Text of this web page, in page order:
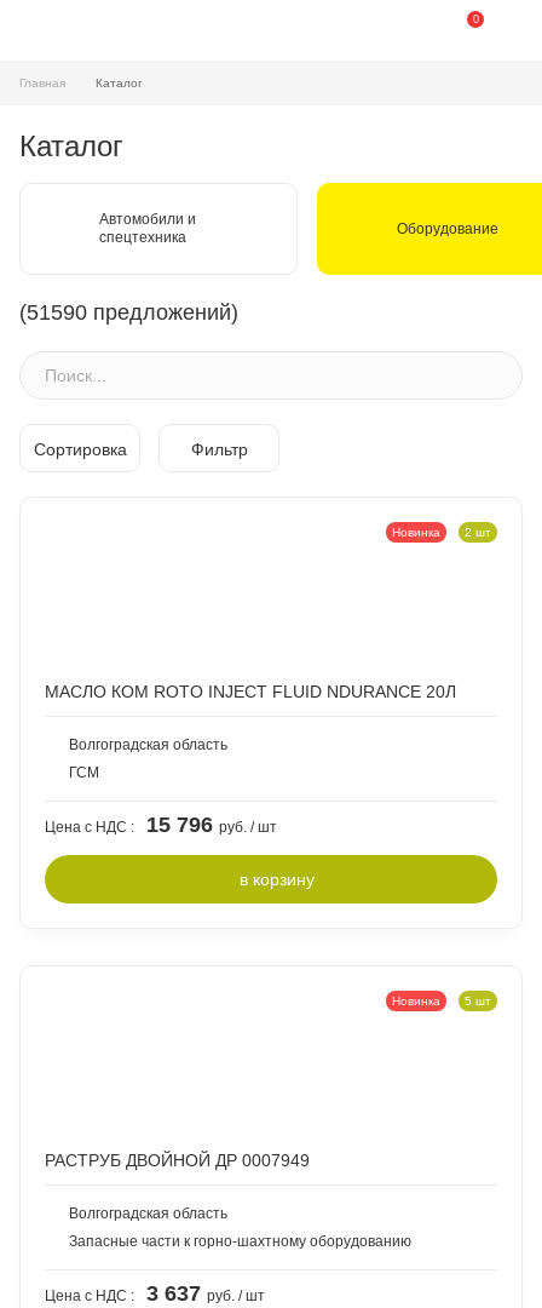
0
Главная Каталог
Каталог
Автомобили и
спецтехника
Оборудование
(51590 предложений)
Фильтр
Сортировка
Новинка 2 шт
МАСЛО КОМ ROTO INJECT FLUID NDURANCE 20Л
Волгоградская область
ГСМ
Цена с НДС : 15 796 руб. / шт
в корзину
Новинка 5 шт
РАСТРУБ ДВОЙНОЙ ДР 0007949
Волгоградская область
Запасные части к горно-шахтному оборудованию
Цена с НДС : 3 637 руб. / шт